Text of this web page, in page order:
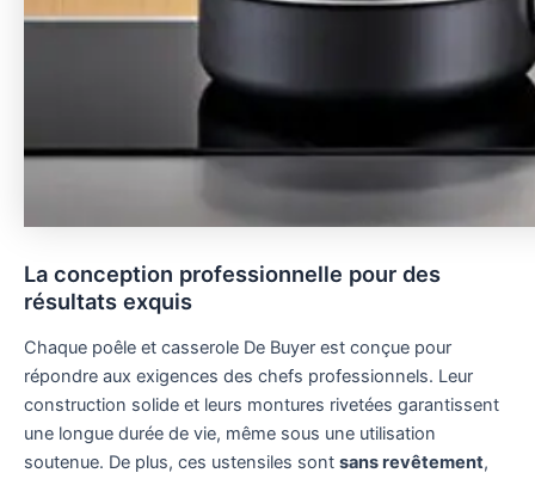
La conception professionnelle pour des
résultats exquis
Chaque poêle et casserole De Buyer est conçue pour
répondre aux exigences des chefs professionnels. Leur
construction solide et leurs montures rivetées garantissent
une longue durée de vie, même sous une utilisation
soutenue. De plus, ces ustensiles sont sans revêtement,